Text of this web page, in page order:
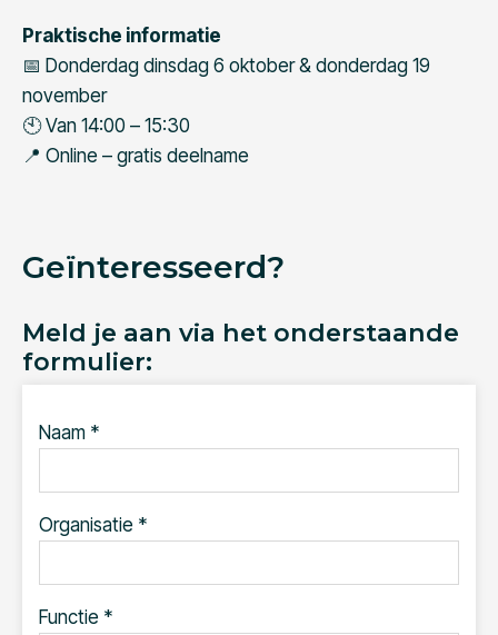
Praktische informatie
📅 Donderdag dinsdag 6 oktober & donderdag 19
november
🕙 Van 14:00 – 15:30
📍 Online – gratis deelname
Geïnteresseerd?
Meld je aan via het onderstaande
formulier:
Naam *
Organisatie *
Functie *